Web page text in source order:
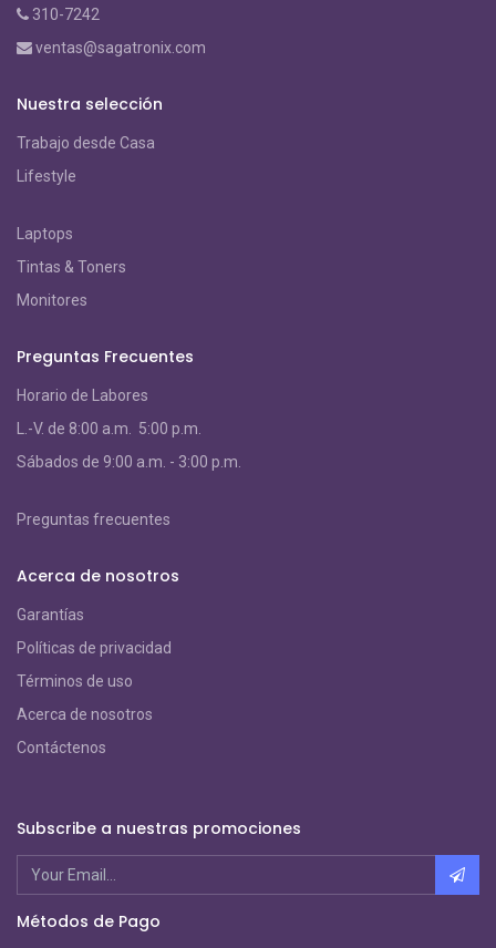
310-7242
ventas@sagatronix.com
Nuestra selección
Trabajo desde Casa
Lifestyle
Laptops
Tintas & Toners
Monitores
Preguntas Frecuentes
Horario de Labores
L.-V. de 8:00 a.m. 5:00 p.m.
Sábados de 9:00 a.m. - 3:00 p.m.
Preguntas frecuentes
Acerca de nosotros
Garantías
Políticas de privacidad
Términos de uso
Acerca de nosotros
Contáctenos
Subscribe a nuestras promociones
Métodos de Pago